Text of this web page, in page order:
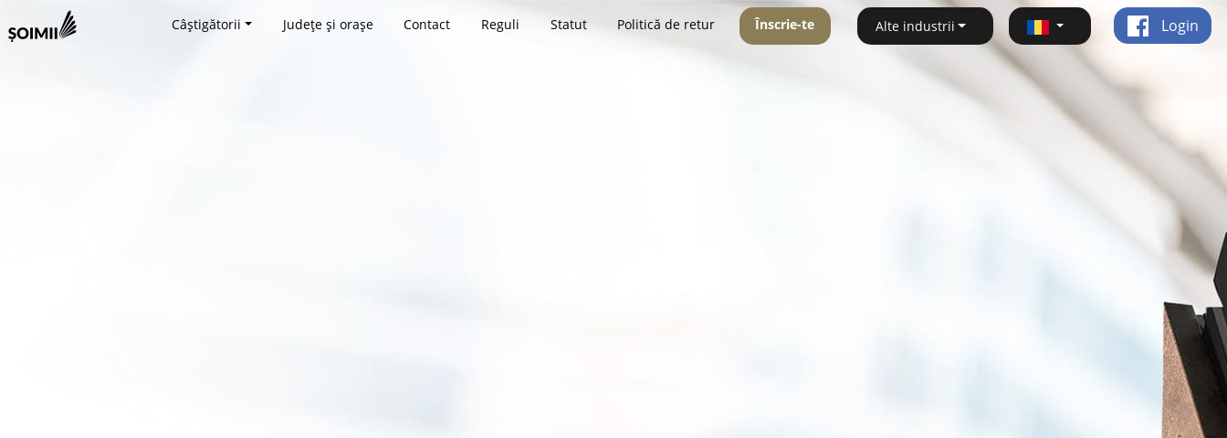
Câștigătorii Județe și orașe Contact Reguli Statut Politică de retur Înscrie-te Alte industrii Login